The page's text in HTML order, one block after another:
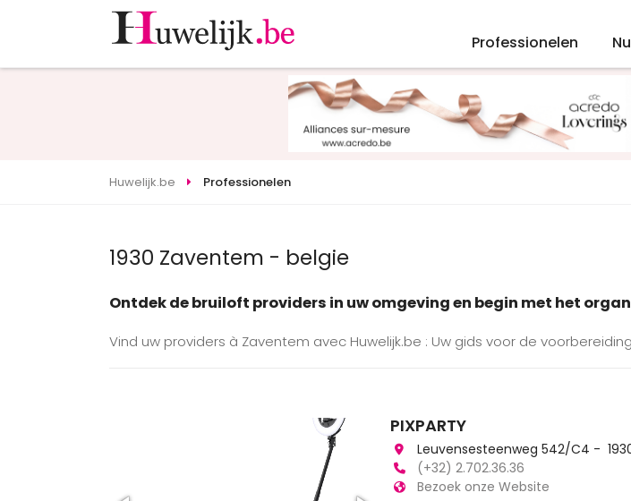
Professionelen
Huwelijk.be Professionelen
1930 Zaventem - belgie
Ontdek de bruiloft providers in uw omgeving en begin met het
Vind uw providers à Zaventem avec Huwelijk.be : Uw gids voor de
PIXPARTY
Leuvensesteenweg 542/C4 -
(+32) 2.702.36.36
Bezoek onze Website